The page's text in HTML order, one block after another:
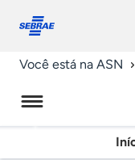
conosco
Você está na ASN